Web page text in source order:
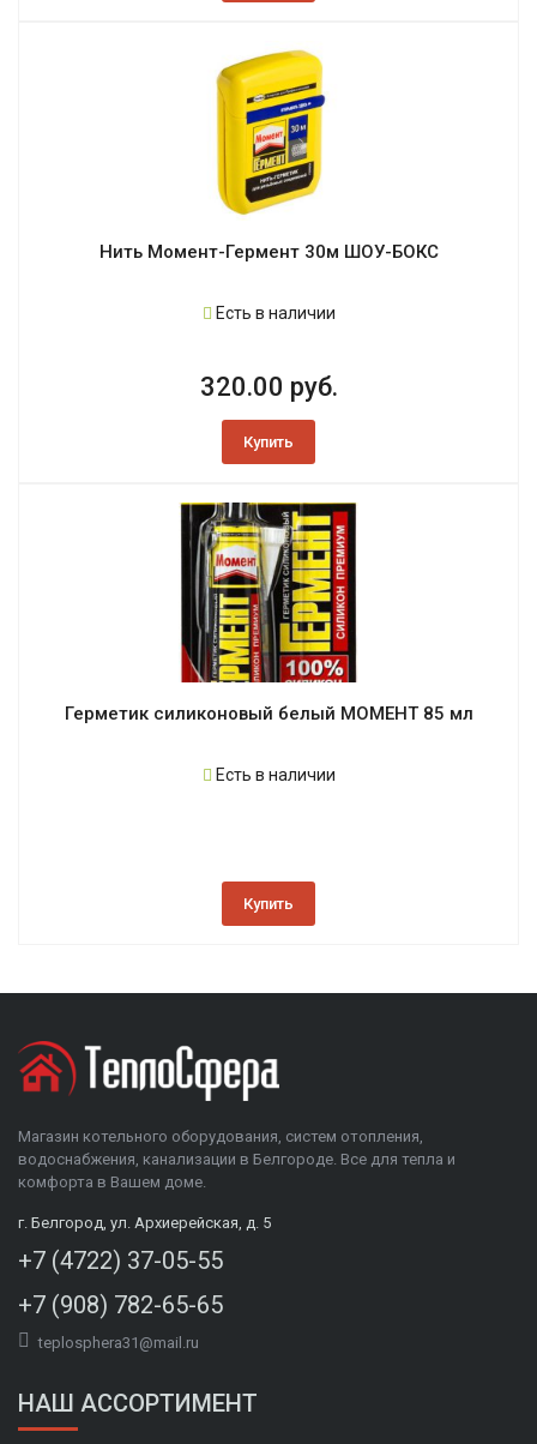
Нить Момент-Гермент 30м ШОУ-БОКС
Есть в наличии
320.00 руб.
Купить
Герметик силиконовый белый МОМЕНТ 85 мл
Есть в наличии
Купить
Магазин котельного оборудования, систем отопления,
водоснабжения, канализации в Белгороде. Все для тепла и
комфорта в Вашем доме.
г. Белгород, ул. Архиерейская, д. 5
+7 (4722) 37-05-55
+7 (908) 782-65-65
teplosphera31@mail.ru
НАШ АССОРТИМЕНТ